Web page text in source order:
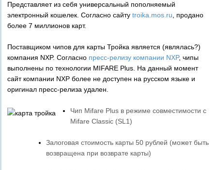
Представляет из себя универсальный пополняемый
электронный кошелек. Согласно сайту troika.mos.ru, продано
более 7 миллионов карт.
Поставщиком чипов для карты Тройка является (являлась?)
компания NXP. Согласно пресс-релизу компании NXP, чипы
выполнены по технологии MIFARE Plus. На данный момент
сайт компании NXP более не доступен на русском языке и
оригинал пресс-релиза удален.
Чип Mifare Plus в режиме совместимости с
Mifare Classic (SL1)
Залоговая стоимость карты 50 рублей (может быть
возвращена при возврате карты)